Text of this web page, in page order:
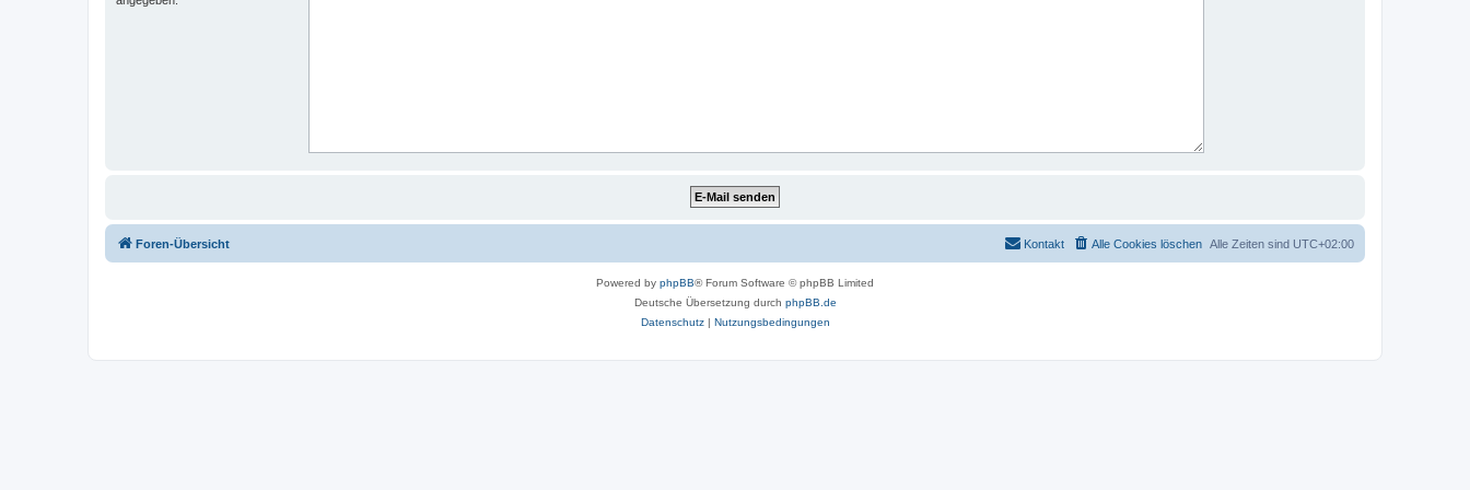
Foren-Übersicht Alle Zeiten sind UTC+02:00
Alle Cookies löschen
Kontakt
Powered by phpBB® Forum Software © phpBB Limited
Deutsche Übersetzung durch phpBB.de
Datenschutz| Nutzungsbedingungen